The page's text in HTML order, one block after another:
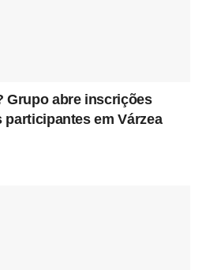
Grupo abre inscrições
em Várzea